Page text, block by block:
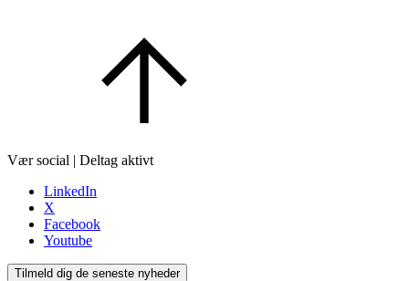
Vær social | Deltag aktivt
LinkedIn
X
Facebook
Youtube
Tilmeld dig de seneste nyheder